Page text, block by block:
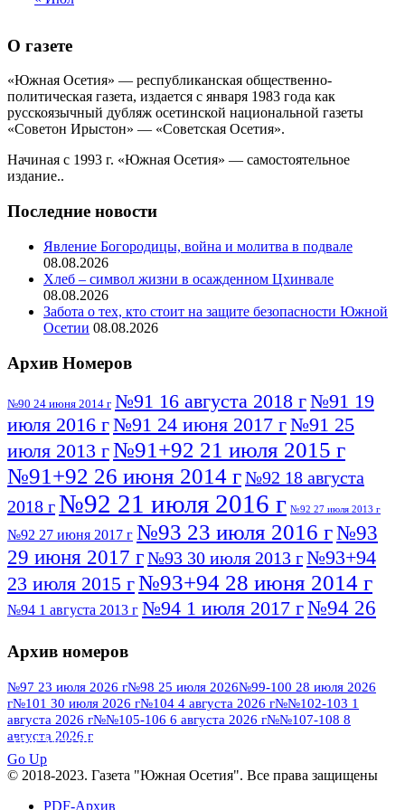
О газете
«Южная Осетия» — республиканская общественно-
политическая газета, издается с января 1983 года как
русскоязычный дубляж осетинской национальной газеты
«Советон Ирыстон» — «Советская Осетия».
Начиная с 1993 г. «Южная Осетия» — самостоятельное
издание..
Последние новости
Явление Богородицы, война и молитва в подвале
08.08.2026
Хлеб – символ жизни в осажденном Цхинвале
08.08.2026
Забота о тех, кто стоит на защите безопасности Южной
Осетии 08.08.2026
Архив Номеров
№90 24 июня 2014 г №91 16 августа 2018 г№91 19
июля 2016 г№91 24 июня 2017 г№91 25
июля 2013 г№91+92 21 июля 2015 г
№91+92 26 июня 2014 г№92 18 августа
2018 г№92 21 июля 2016 г №92 27 июля 2013 г
№92 27 июня 2017 г №93 23 июля 2016 г№93
29 июня 2017 г№93 30 июля 2013 г№93+94
23 июля 2015 г№93+94 28 июня 2014 г
№94 1 августа 2013 г №94 1 июля 2017 г№94 26
№95 7 августа 2012 г
№95 28 июля 2016 г №95+96 3 августа
2013 г№96 6 июля 2017 г№96 9 августа
2012 г №96 28 июля 2015 г
№96+97 30 июля 2016 г
№97 11 августа 2012 г
Архив номеров
№97 23 июля 2026 г№98 25 июля 2026№99-100 28 июля 2026
г№101 30 июля 2026 г№104 4 августа 2026 г№№102-103 1
августа 2026 г№№105-106 6 августа 2026 г№№107-108 8
августа 2026 г
ПОСМОТРЕТЬ ВСЕ
Go Up
© 2018-2023. Газета "Южная Осетия". Все права защищены
PDF-Архив